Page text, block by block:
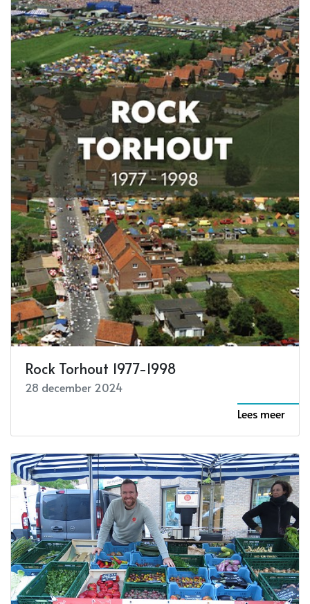
Rock Torhout 1977-1998
28 december 2024
Lees meer